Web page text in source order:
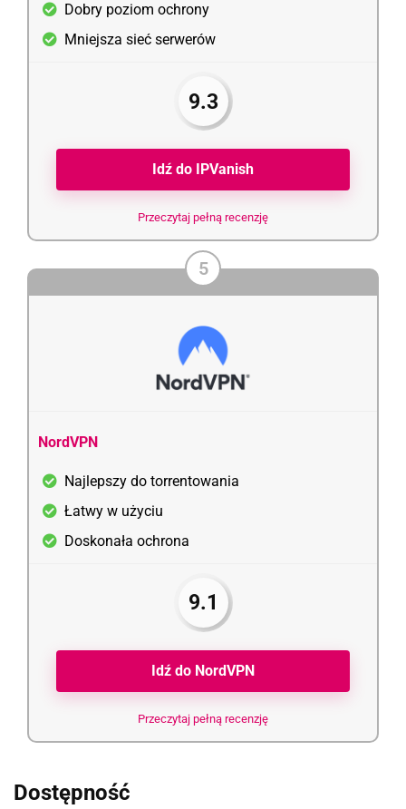
Dobry poziom ochrony
Mniejsza sieć serwerów
9.3
Idź do IPVanish
Przeczytaj pełną recenzję
5
NordVPN
Najlepszy do torrentowania
Łatwy w użyciu
Doskonała ochrona
9.1
Idź do NordVPN
Przeczytaj pełną recenzję
Dostępność